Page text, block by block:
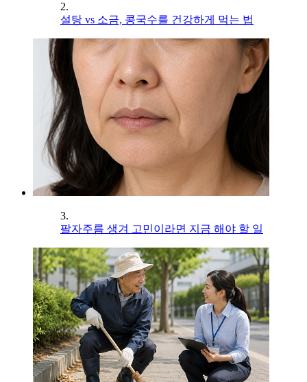
2.
설탕 vs 소금, 콩국수를 건강하게 먹는 법
3.
팔자주름 생겨 고민이라면 지금 해야 할 일